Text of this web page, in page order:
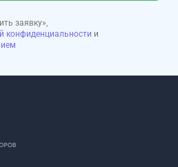
заявку»,
конфиденциальности и